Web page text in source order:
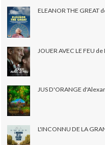
ELEANOR THE GREAT
JOUER AVEC LE FEU
JUS D'ORANGE
L'INCONNU DE LA